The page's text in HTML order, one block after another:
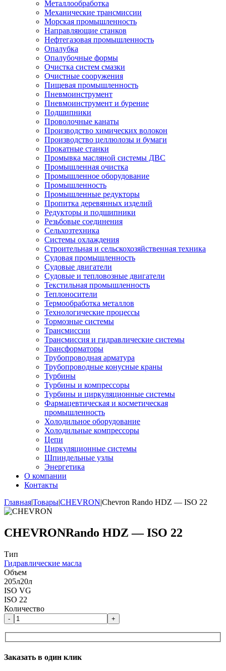
Металлообработка
Механические трансмиссии
Морская промышленность
Направляющие станков
Нефтегазовая промышленность
Опалубка
Опалубочные формы
Очистка систем смазки
Очистные сооружения
Пищевая промышленность
Пневмоинструмент
Пневмоинструмент и бурение
Подшипники
Проволочные канаты
Производство химических волокон
Производство целлюлозы и бумаги
Прокатные станки
Промывка масляной системы ДВС
Промышленная очистка
Промышленное оборудование
Промышленность
Промышленные редукторы
Пропитка деревянных изделий
Редукторы и подшипники
Резьбовые соединения
Сельхозтехника
Системы охлаждения
Строительная и сельскохозяйственная техника
Судовая промышленность
Судовые двигатели
Судовые и тепловозные двигатели
Текстильная промышленность
Теплоносители
Термообработка металлов
Технологические процессы
Тормозные системы
Трансмиссии
Трансмиссия и гидравлические системы
Трансформаторы
Трубопроводная арматура
Трубопроводные конусные краны
Турбины
Турбины и компрессоры
Турбины и циркуляционные системы
Фармацевтическая и косметическая
промышленность
Холодильное оборудование
Холодильные компрессоры
Цепи
Циркуляционные системы
Шпиндельные узлы
Энергетика
О компании
Контакты
Главная|Товары|CHEVRON|Chevron Rando HDZ — ISO 22
CHEVRONRando HDZ — ISO 22
Тип
Гидравлические масла
Объем
205л20л
ISO VG
ISO 22
Количество
- +
Заказать в один клик